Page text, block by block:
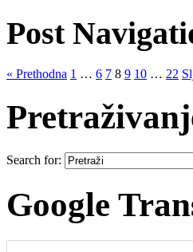
Post
« Prethodna 1 … 6 7 8 9 10 … 22
Search for:
Google